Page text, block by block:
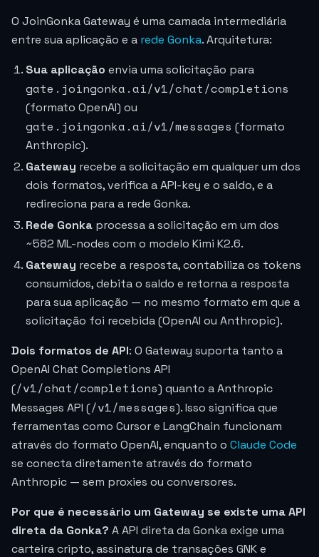
O JoinGonka Gateway é uma camada intermediária
entre sua aplicação e a rede Gonka. Arquitetura:
Sua aplicação envia uma solicitação para
gate.joingonka.ai/v1/chat/completions
(formato OpenAI) ou
gate.joingonka.ai/v1/messages (formato
Anthropic).
Gateway recebe a solicitação em qualquer um dos
dois formatos, verifica a API-key e o saldo, e a
redireciona para a rede Gonka.
Rede Gonka processa a solicitação em um dos
~582 ML-nodes com o modelo Kimi K2.6.
Gateway recebe a resposta, contabiliza os tokens
consumidos, debita o saldo e retorna a resposta
para sua aplicação — no mesmo formato em que a
solicitação foi recebida (OpenAI ou Anthropic).
Dois formatos de API: O Gateway suporta tanto a
OpenAI Chat Completions API
(/v1/chat/completions) quanto a Anthropic
Messages API (/v1/messages). Isso significa que
ferramentas como Cursor e LangChain funcionam
através do formato OpenAI, enquanto o Claude Code
se conecta diretamente através do formato
Anthropic — sem proxies ou conversores.
Por que é necessário um Gateway se existe uma API
direta da Gonka? A API direta da Gonka exige uma
carteira cripto, assinatura de transações GNK e